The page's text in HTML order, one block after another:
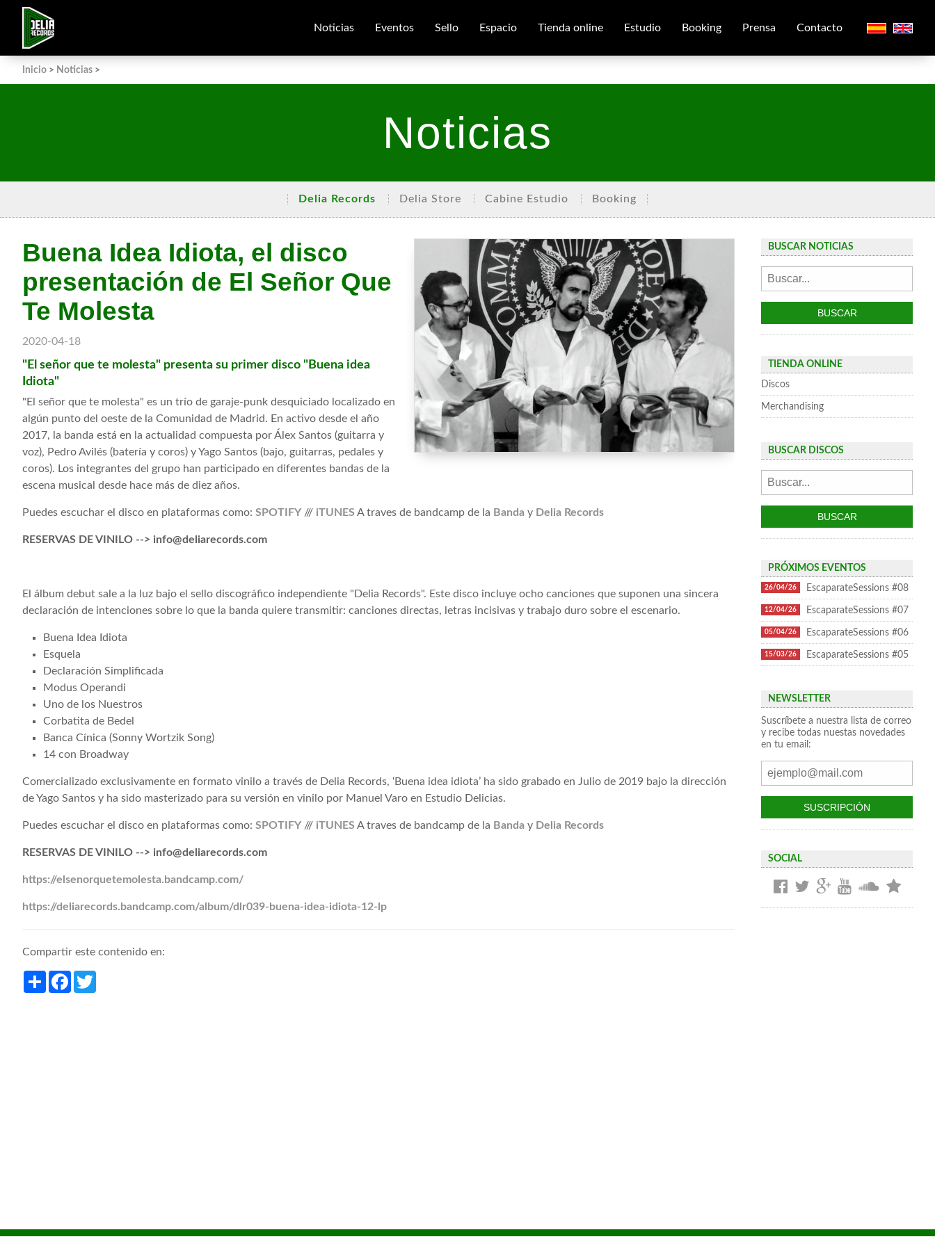
Noticias Eventos Sello Espacio Tienda online Estudio Booking Prensa Contacto
Inicio > Noticias >
Noticias
Delia Records Delia Store Cabine Estudio Booking
Buena Idea Idiota, el disco
presentación de El Señor Que
Te Molesta
2020-04-18
"El señor que te molesta" presenta su primer disco "Buena idea
Idiota"
"El señor que te molesta" es un trío de garaje-punk desquiciado localizado en
algún punto del oeste de la Comunidad de Madrid. En activo desde el año
2017, la banda está en la actualidad compuesta por Álex Santos (guitarra y
voz), Pedro Avilés (batería y coros) y Yago Santos (bajo, guitarras, pedales y
coros). Los integrantes del grupo han participado en diferentes bandas de la
escena musical desde hace más de diez años.
Puedes escuchar el disco en plataformas como: SPOTIFY /// iTUNES A traves de bandcamp de la Banda y Delia Records
RESERVAS DE VINILO --> info@deliarecords.com
El álbum debut sale a la luz bajo el sello discográfico independiente "Delia Records". Este disco incluye ocho canciones que suponen una sincera
declaración de intenciones sobre lo que la banda quiere transmitir: canciones directas, letras incisivas y trabajo duro sobre el escenario.
Buena Idea Idiota
Esquela
Declaración Simplificada
Modus Operandi
Uno de los Nuestros
Corbatita de Bedel
Banca Cínica (Sonny Wortzik Song)
14 con Broadway
Comercializado exclusivamente en formato vinilo a través de Delia Records, ‘Buena idea idiota’ ha sido grabado en Julio de 2019 bajo la dirección
de Yago Santos y ha sido masterizado para su versión en vinilo por Manuel Varo en Estudio Delicias.
Puedes escuchar el disco en plataformas como: SPOTIFY /// iTUNES A traves de bandcamp de la Banda y Delia Records
RESERVAS DE VINILO --> info@deliarecords.com
https://elsenorquetemolesta.bandcamp.com/
https://deliarecords.bandcamp.com/album/dlr039-buena-idea-idiota-12-lp
Compartir este contenido en:
ShareFacebook
BUSCAR NOTICIAS
TIENDA ONLINE
Discos
Merchandising
BUSCAR DISCOS
PRÓXIMOS EVENTOS
26/04/26 EscaparateSessions #08
12/04/26 EscaparateSessions #07
05/04/26 EscaparateSessions #06
15/03/26 EscaparateSessions #05
NEWSLETTER
Suscríbete a nuestra lista de correo
y recibe todas nuestas novedades
en tu email:
SOCIAL